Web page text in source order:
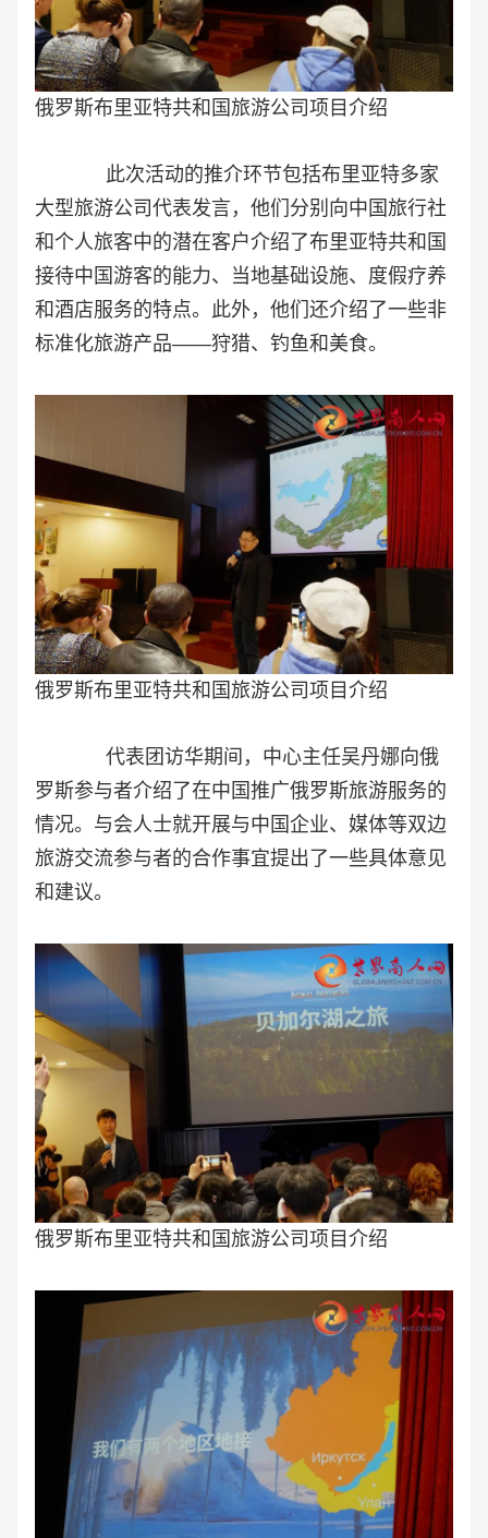
俄罗斯布里亚特共和国旅游公司项目介绍
此次活动的推介环节包括布里亚特多家
大型旅游公司代表发言，他们分别向中国旅行社
和个人旅客中的潜在客户介绍了布里亚特共和国
接待中国游客的能力、当地基础设施、度假疗养
和酒店服务的特点。此外，他们还介绍了一些非
标准化旅游产品——狩猎、钓鱼和美食。
俄罗斯布里亚特共和国旅游公司项目介绍
代表团访华期间，中心主任吴丹娜向俄
罗斯参与者介绍了在中国推广俄罗斯旅游服务的
情况。与会人士就开展与中国企业、媒体等双边
旅游交流参与者的合作事宜提出了一些具体意见
和建议。
俄罗斯布里亚特共和国旅游公司项目介绍